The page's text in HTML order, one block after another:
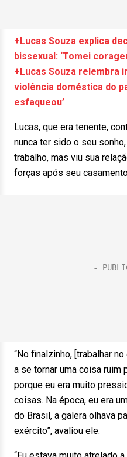
+Lucas Souza explica
bissexual: ‘Tomei
+Lucas Souza relembra
violência doméstica do
esfaqueou’
Lucas, que era tenente,
nunca ter sido o seu
trabalho, mas viu sua
forças após seu
“No finalzinho, [trabalhar
a se tornar uma coisa ruim
porque eu era muito
coisas. Na época, eu era
do Brasil, a galera olhava
exército”, avaliou ele.